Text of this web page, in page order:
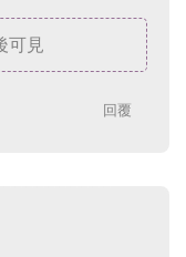
可見
回覆